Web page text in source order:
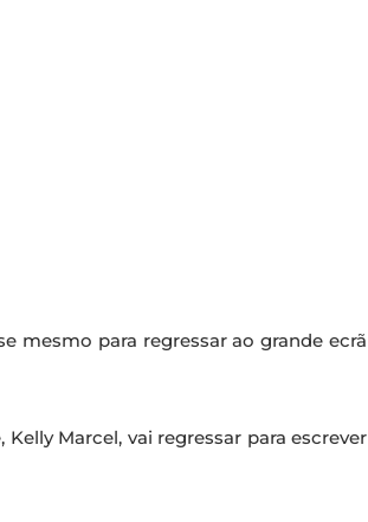
mesmo para regressar ao grande ecrã
Marcel, vai regressar para escrever